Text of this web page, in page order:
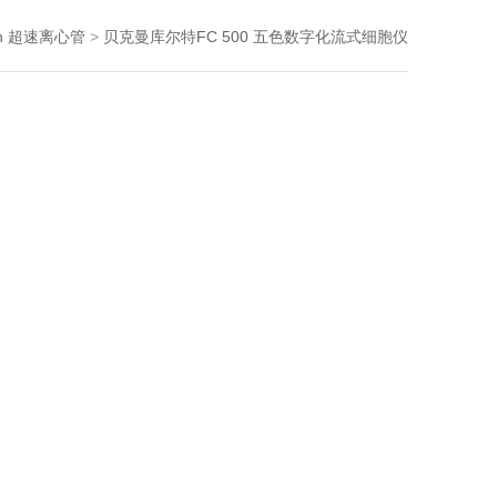
超速离心管 > 贝克曼库尔特FC 500 五色数字化流式细胞仪